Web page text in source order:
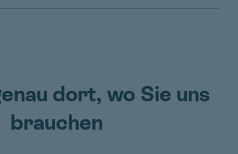
dort, wo Sie uns
brauchen